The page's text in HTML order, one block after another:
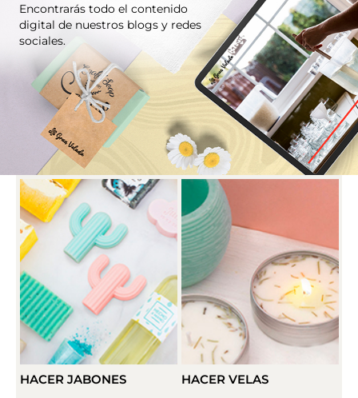
Encontrarás todo el contenido
digital de nuestros blogs y redes
sociales.
HACER VELAS HACER DETALLES